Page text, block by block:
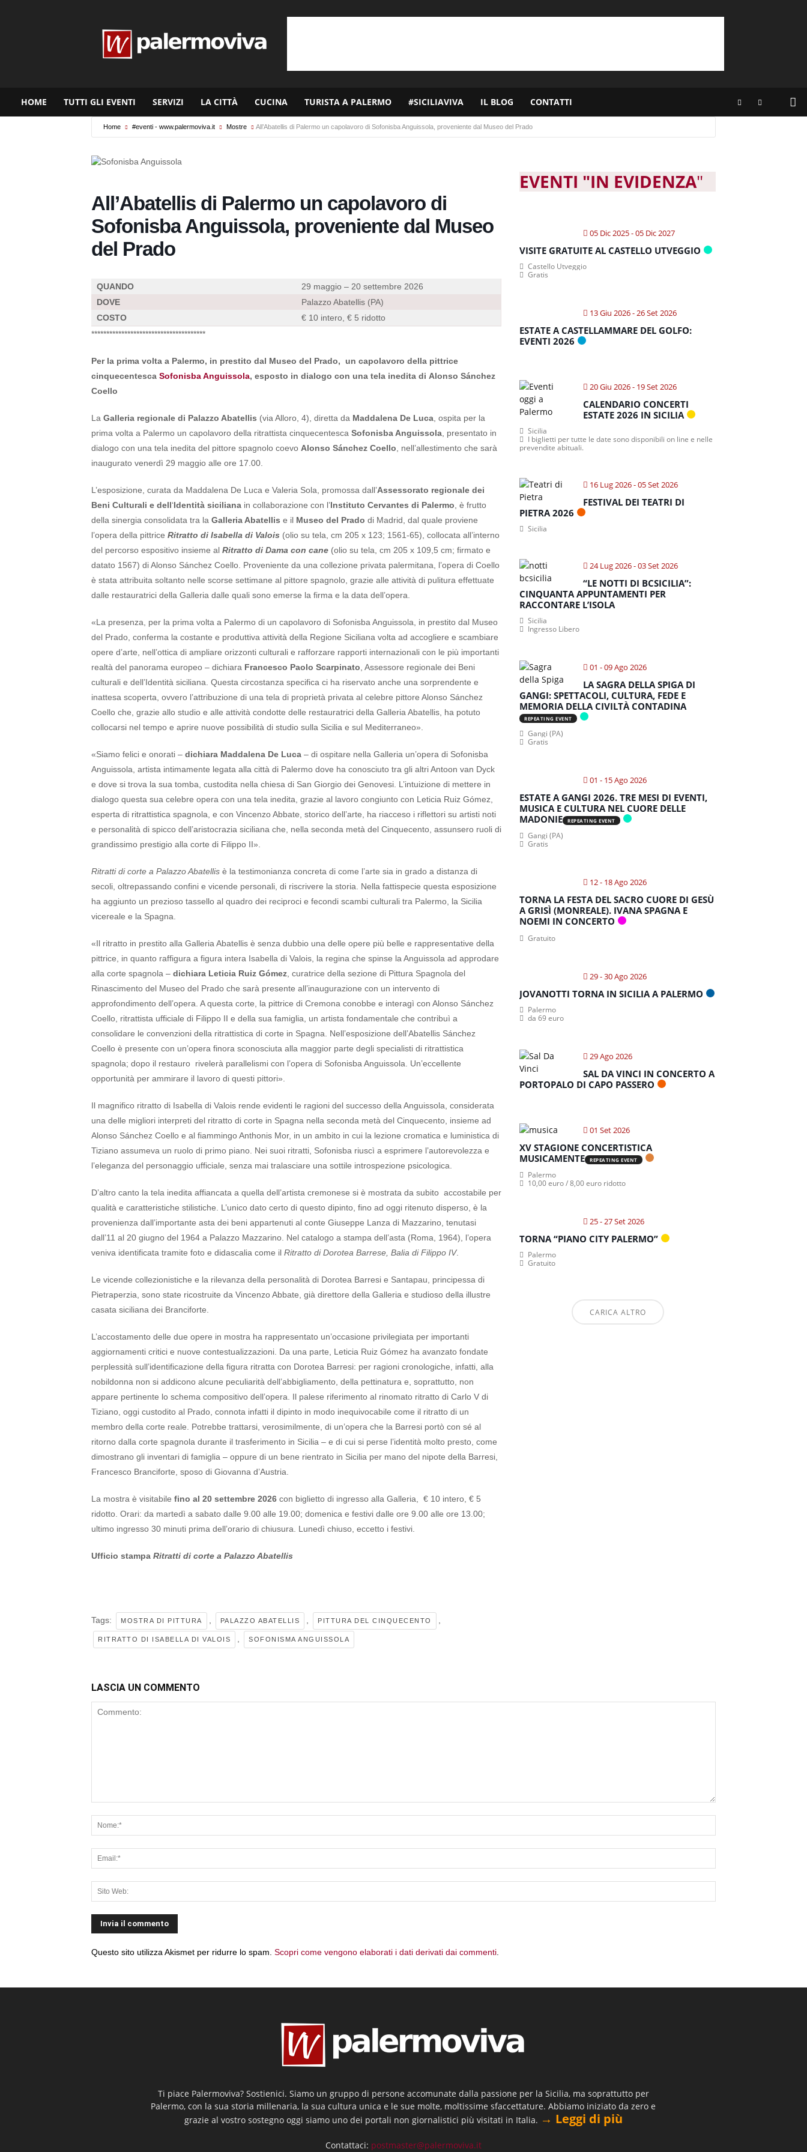
HOME TUTTI GLI EVENTI SERVIZI LA CITTÀ CUCINA TURISTA A PALERMO #SICILIAVIVA IL BLOG CONTATTI
Home #eventi - www.palermoviva.it Mostre All’Abatellis di Palermo un capolavoro di Sofonisba Anguissola, proveniente dal Museo del Prado
All’Abatellis di Palermo un capolavoro di
Sofonisba Anguissola, proveniente dal Museo
del Prado
QUANDO
29 maggio – 20 settembre 2026
DOVE
Palazzo Abatellis (PA)
COSTO
€ 10 intero, € 5 ridotto
**************************************
Per la prima volta a Palermo, in prestito dal Museo del Prado,
un capolavoro della pittrice
cinquecentesca Sofonisba Anguissola, esposto in dialogo con una tela inedita di Alonso Sánchez
Coello
La Galleria regionale di Palazzo Abatellis (via Alloro, 4), diretta da Maddalena De Luca , ospita per la
prima volta a Palermo un capolavoro della ritrattista cinquecentesca Sofonisba Anguissola , presentato in
dialogo con una tela inedita del pittore spagnolo coevo Alonso Sánchez Coello , nell’allestimento che sarà
inaugurato venerdì 29 maggio alle ore 17.00.
L’esposizione, curata da Maddalena De Luca e Valeria Sola, promossa dall’Assessorato regionale dei
Beni Culturali e dell‘Identità siciliana in collaborazione con l’Instituto Cervantes di Palermo , è frutto
della sinergia consolidata tra la Galleria Abatellis e il Museo del Prado di Madrid, dal quale proviene
l’opera della pittrice Ritratto di Isabella di Valois (olio su tela, cm 205 x 123; 1561-65), collocata all’interno
del percorso espositivo insieme al Ritratto di Dama con cane (olio su tela, cm 205 x 109,5 cm; firmato e
datato 1567) di Alonso Sánchez Coello. Proveniente da una collezione privata palermitana, l’opera di Coello
è stata attribuita soltanto nelle scorse settimane al pittore spagnolo, grazie alle attività di pulitura effettuate
dalle restauratrici della Galleria dalle quali sono emerse la firma e la data dell’opera.
«La presenza, per la prima volta a Palermo di un capolavoro di Sofonisba Anguissola, in prestito dal Museo
del Prado, conferma la costante e produttiva attività della Regione Siciliana volta ad accogliere e scambiare
opere d’arte, nell’ottica di ampliare orizzonti culturali e rafforzare rapporti internazionali con le più importanti
realtà del panorama europeo – dichiara Francesco Paolo Scarpinato , Assessore regionale dei Beni
culturali e dell’Identità siciliana. Questa circostanza specifica ci ha riservato anche una sorprendente e
inattesa scoperta, ovvero l’attribuzione di una tela di proprietà privata al celebre pittore Alonso Sánchez
Coello che, grazie allo studio e alle attività condotte delle restauratrici della Galleria Abatellis, ha potuto
collocarsi nel tempo e aprire nuove possibilità di studio sulla Sicilia e sul Mediterraneo».
«Siamo felici e onorati – dichiara Maddalena De Luca – di ospitare nella Galleria un’opera di Sofonisba
Anguissola, artista intimamente legata alla città di Palermo dove ha conosciuto tra gli altri Antoon van Dyck
e dove si trova la sua tomba, custodita nella chiesa di San Giorgio dei Genovesi. L’intuizione di mettere in
dialogo questa sua celebre opera con una tela inedita, grazie al lavoro congiunto con Leticia Ruiz Gómez,
esperta di ritrattistica spagnola, e con Vincenzo Abbate, storico dell’arte, ha riacceso i riflettori su artisti noti
e personalità di spicco dell’aristocrazia siciliana che, nella seconda metà del Cinquecento, assunsero ruoli di
grandissimo prestigio alla corte di Filippo II».
Ritratti di corte a Palazzo Abatellis è la testimonianza concreta di come l’arte sia in grado a distanza di
secoli, oltrepassando confini e vicende personali, di riscrivere la storia. Nella fattispecie questa esposizione
ha aggiunto un prezioso tassello al quadro dei reciproci e fecondi scambi culturali tra Palermo, la Sicilia
vicereale e la Spagna.
«Il ritratto in prestito alla Galleria Abatellis è senza dubbio una delle opere più belle e rappresentative della
pittrice, in quanto raffigura a figura intera Isabella di Valois, la regina che spinse la Anguissola ad approdare
alla corte spagnola – dichiara Leticia Ruiz Gómez , curatrice della sezione di Pittura Spagnola del
Rinascimento del Museo del Prado che sarà presente all’inaugurazione con un intervento di
approfondimento dell’opera. A questa corte, la pittrice di Cremona conobbe e interagì con Alonso Sánchez
Coello, ritrattista ufficiale di Filippo II e della sua famiglia, un artista fondamentale che contribuì a
consolidare le convenzioni della ritrattistica di corte in Spagna. Nell’esposizione dell’Abatellis Sánchez
Coello è presente con un’opera finora sconosciuta alla maggior parte degli specialisti di ritrattistica
spagnola; dopo il restauro rivelerà parallelismi con l’opera di Sofonisba Anguissola. Un’eccellente
opportunità per ammirare il lavoro di questi pittori».
Il magnifico ritratto di Isabella di Valois rende evidenti le ragioni del successo della Anguissola, considerata
una delle migliori interpreti del ritratto di corte in Spagna nella seconda metà del Cinquecento, insieme ad
Alonso Sánchez Coello e al fiammingo Anthonis Mor, in un ambito in cui la lezione cromatica e luministica di
Tiziano assumeva un ruolo di primo piano. Nei suoi ritratti, Sofonisba riuscì a esprimere l’autorevolezza e
l’eleganza del personaggio ufficiale, senza mai tralasciare una sottile introspezione psicologica.
D’altro canto la tela inedita affiancata a quella dell’artista cremonese si è mostrata da subito accostabile per
qualità e caratteristiche stilistiche. L’unico dato certo di questo dipinto, fino ad oggi ritenuto disperso, è la
provenienza dall’importante asta dei beni appartenuti al conte Giuseppe Lanza di Mazzarino, tenutasi
dall’11 al 20 giugno del 1964 a Palazzo Mazzarino. Nel catalogo a stampa dell’asta (Roma, 1964), l’opera
veniva identificata tramite foto e didascalia come il Ritratto di Dorotea Barrese, Balia di Filippo IV.
Le vicende collezionistiche e la rilevanza della personalità di Dorotea Barresi e Santapau, principessa di
Pietraperzia, sono state ricostruite da Vincenzo Abbate, già direttore della Galleria e studioso della illustre
casata siciliana dei Branciforte.
L’accostamento delle due opere in mostra ha rappresentato un’occasione privilegiata per importanti
aggiornamenti critici e nuove contestualizzazioni. Da una parte, Leticia Ruiz Gómez ha avanzato fondate
perplessità sull’identificazione della figura ritratta con Dorotea Barresi: per ragioni cronologiche, infatti, alla
nobildonna non si addicono alcune peculiarità dell’abbigliamento, della pettinatura e, soprattutto, non
appare pertinente lo schema compositivo dell’opera. Il palese riferimento al rinomato ritratto di Carlo V di
Tiziano, oggi custodito al Prado, connota infatti il dipinto in modo inequivocabile come il ritratto di un
membro della corte reale. Potrebbe trattarsi, verosimilmente, di un’opera che la Barresi portò con sé al
ritorno dalla corte spagnola durante il trasferimento in Sicilia – e di cui si perse l’identità molto presto, come
dimostrano gli inventari di famiglia – oppure di un bene rientrato in Sicilia per mano del nipote della Barresi,
Francesco Branciforte, sposo di Giovanna d’Austria.
La mostra è visitabile fino al 20 settembre 2026 con biglietto di ingresso alla Galleria, € 10 intero, € 5
ridotto. Orari: da martedì a sabato dalle 9.00 alle 19.00; domenica e festivi dalle ore 9.00 alle ore 13.00;
ultimo ingresso 30 minuti prima dell’orario di chiusura. Lunedì chiuso, eccetto i festivi.
Ufficio stampa Ritratti di corte a Palazzo Abatellis
Tags: MOSTRA DI PITTURA PALAZZO ABATELLIS PITTURA DEL CINQUECENTO
RITRATTO DI ISABELLA DI VALOIS SOFONISMA ANGUISSOLA
EVENTI "IN EVIDENZA"
05 Dic 2025- 05 Dic 2027
VISITE GRATUITE AL CASTELLO UTVEGGIO
Castello Utveggio
Gratis
13 Giu 2026- 26 Set 2026
ESTATE A CASTELLAMMARE DEL GOLFO:
EVENTI 2026
20 Giu 2026- 19 Set 2026
CALENDARIO CONCERTI
ESTATE 2026 IN SICILIA
Sicilia
I biglietti per tutte le date sono disponibili on line e nelle
prevendite abituali.
16 Lug 2026- 05 Set 2026
FESTIVAL DEI TEATRI DI
PIETRA 2026
Sicilia
24 Lug 2026- 03 Set 2026
“LE NOTTI DI BCSICILIA”:
CINQUANTA APPUNTAMENTI PER
RACCONTARE L’ISOLA
Sicilia
Ingresso Libero
01 - 09 Ago 2026
LA SAGRA DELLA SPIGA DI
GANGI: SPETTACOLI, CULTURA, FEDE E
MEMORIA DELLA CIVILTÀ CONTADINA
REPEATING EVENT
Gangi (PA)
Gratis
01 - 15 Ago 2026
ESTATE A GANGI 2026. TRE MESI DI EVENTI,
MUSICA E CULTURA NEL CUORE DELLE
MADONIE
REPEATING EVENT
Gangi (PA)
Gratis
12 - 18 Ago 2026
TORNA LA FESTA DEL SACRO CUORE DI GESÙ
A GRISÌ (MONREALE). IVANA SPAGNA E
NOEMI IN CONCERTO
Gratuito
29 - 30 Ago 2026
JOVANOTTI TORNA IN SICILIA A PALERMO
Palermo
da 69 euro
29 Ago 2026
SAL DA VINCI IN CONCERTO A
PORTOPALO DI CAPO PASSERO
01 Set 2026
XV STAGIONE CONCERTISTICA
MUSICAMENTE
REPEATING EVENT
Palermo
10,00 euro / 8,00 euro ridotto
25 - 27 Set 2026
TORNA “PIANO CITY PALERMO”
Palermo
Gratuito
CARICA ALTRO
LASCIA UN COMMENTO
Questo sito utilizza Akismet per ridurre lo spam. Scopri come vengono elaborati i dati derivati dai commenti
Ti piace Palermoviva? Sostienici. Siamo un gruppo di persone accomunate dalla passione per la Sicilia, ma soprattutto per
Palermo, con la sua storia millenaria, la sua cultura unica e le sue molte, moltissime sfaccettature. Abbiamo iniziato da zero e
grazie al vostro sostegno oggi siamo uno dei portali non giornalistici più visitati in Italia. → Leggi di più
Contattaci: postmaster@palermoviva.it